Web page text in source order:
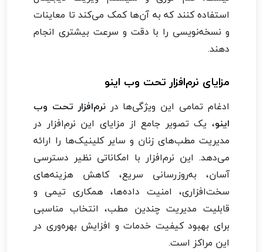
استفاده کنند که به آن‌ها کمک می‌کند تا معاینات
و نسخه‌نویسی را با دقت و سرعت بیشتری انجام
دهند.
مزایای نرم‌افزار تحت وب اینو
ادغام تمامی این ویژگی‌ها درنرم‌افزار تحت وب
اینو، یک تصویر جامع از مزایای این نرم‌افزار در
مدیریت مطب‌های زنان و سایر کلینیک‌ها را ارائه
می‌دهد. این نرم‌افزار با امکاناتی نظیر دسترسی
آسان، به‌روزرسانی سریع، کاهش هزینه‌های
سخت‌افزاری، امنیت داده‌ها، همکاری تیمی و
قابلیت مدیریت چندین مطب، انتخاب مناسبی
برای بهبود کیفیت خدمات و افزایش بهره‌وری در
این مراکز است.